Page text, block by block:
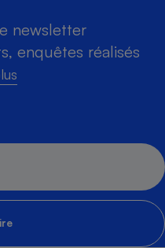
newsletter
enquêtes réalisés